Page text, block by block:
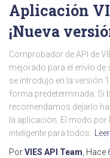
Aplicación
¡Nueva
Comprobador de API de
mejorado para el envío
se introdujo en la versión
forma predeterminada. Si
recomendamos dejarlo
la aplicación. El modo
inteligente para todos.
PorVIES API Team, Hace